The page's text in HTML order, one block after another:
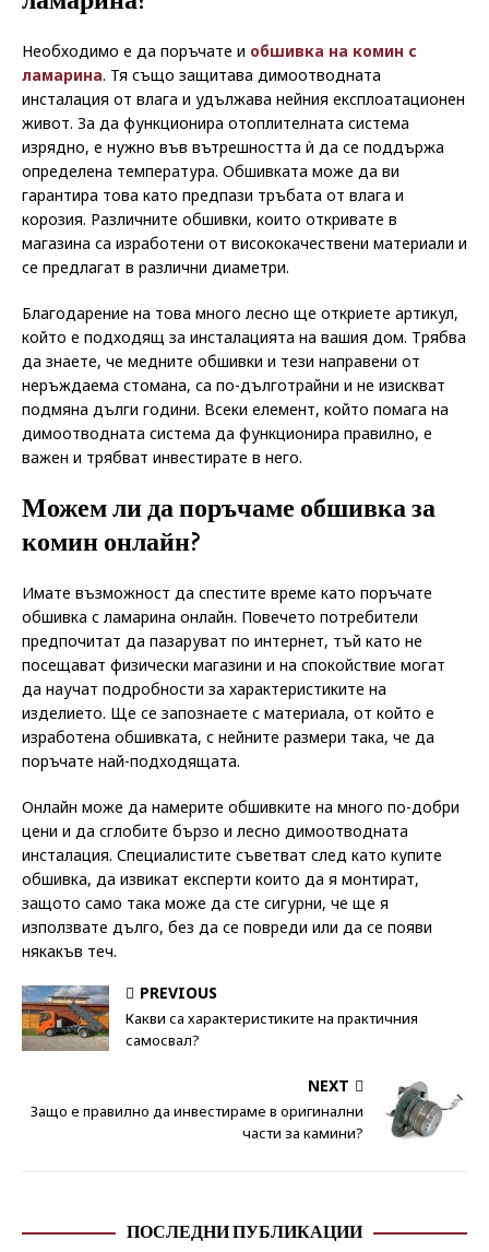
Необходимо е да поръчате и обшивка на комин с
ламарина. Тя също защитава димоотводната
инсталация от влага и удължава нейния експлоатационен
живот. За да функционира отоплителната система
изрядно, е нужно във вътрешността ѝ да се поддържа
определена температура. Обшивката може да ви
гарантира това като предпази тръбата от влага и
корозия. Различните обшивки, които откривате в
магазина са изработени от висококачествени материали и
се предлагат в различни диаметри.
Благодарение на това много лесно ще откриете артикул,
който е подходящ за инсталацията на вашия дом. Трябва
да знаете, че медните обшивки и тези направени от
неръждаема стомана, са по-дълготрайни и не изискват
подмяна дълги години. Всеки елемент, който помага на
димоотводната система да функционира правилно, е
важен и трябват инвестирате в него.
Можем ли да поръчаме обшивка за
комин онлайн?
Имате възможност да спестите време като поръчате
обшивка с ламарина онлайн. Повечето потребители
предпочитат да пазаруват по интернет, тъй като не
посещават физически магазини и на спокойствие могат
да научат подробности за характеристиките на
изделието. Ще се запознаете с материала, от който е
изработена обшивката, с нейните размери така, че да
поръчате най-подходящата.
Онлайн може да намерите обшивките на много по-добри
цени и да сглобите бързо и лесно димоотводната
инсталация. Специалистите съветват след като купите
обшивка, да извикат експерти които да я монтират,
защото само така може да сте сигурни, че ще я
използвате дълго, без да се повреди или да се появи
някакъв теч.
PREVIOUS
Какви са характеристиките на практичния
самосвал?
NEXT
Защо е правилно да инвестираме в оригинални
части за камини?
ПОСЛЕДНИ ПУБЛИКАЦИИ